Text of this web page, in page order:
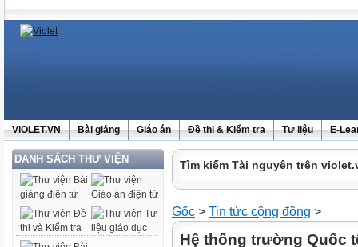
ViOLET.VN Bài giảng Giáo án Đề thi & Kiểm tra Tư liệu E-
DANH SÁCH THƯ VIỆN Tìm kiếm Tài nguyên trên
Gốc > Tin tức cộng đồng >
Hệ thống trường Quốc